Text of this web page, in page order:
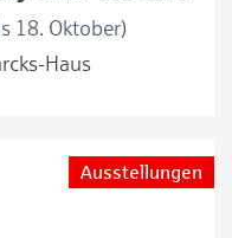
18. Oktober)
Haus
Ausstellungen